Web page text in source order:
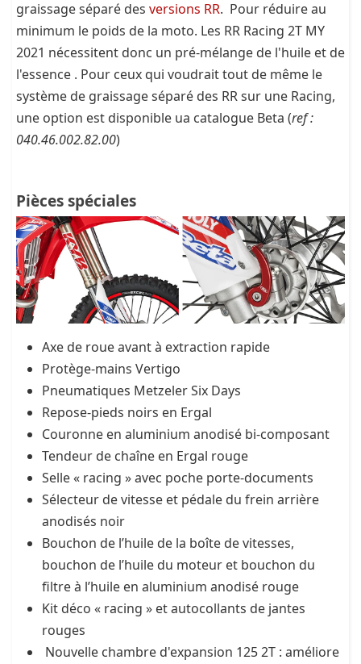
graissage séparé des versions RR. Pour réduire au
minimum le poids de la moto. Les RR Racing 2T MY
2021 nécessitent donc un pré-mélange de l'huile et de
l'essence . Pour ceux qui voudrait tout de même le
système de graissage séparé des RR sur une Racing,
une option est disponible ua catalogue Beta (ref :
040.46.002.82.00)
Pièces spéciales
Axe de roue avant à extraction rapide
Protège-mains Vertigo
Pneumatiques Metzeler Six Days
Repose-pieds noirs en Ergal
Couronne en aluminium anodisé bi-composant
Tendeur de chaîne en Ergal rouge
Selle « racing » avec poche porte-documents
Sélecteur de vitesse et pédale du frein arrière
anodisés noir
Bouchon de l’huile de la boîte de vitesses,
bouchon de l’huile du moteur et bouchon du
filtre à l’huile en aluminium anodisé rouge
Kit déco « racing » et autocollants de jantes
rouges
Nouvelle chambre d'expansion 125 2T : améliore